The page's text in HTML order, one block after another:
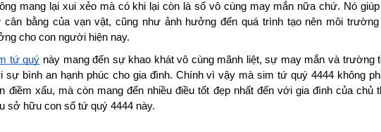
mang lại xui xẻo mà có khi lại còn là số vô cùng may mắn nữa chứ. Nó
cân bằng của vạn vật, cũng như ảnh hưởng đến quá trình tạo nên môi
cho con người hiện nay.
tứ quý này mang đến sự khao khát vô cùng mãnh liệt, sự may mắn và trường
sự bình an hạnh phúc cho gia đình. Chính vì vậy mà sim tứ quý 4444 không
điềm xấu, mà còn mang đến nhiều điều tốt đẹp nhất đến với gia đình của chủ
sở hữu con số tứ quý 4444 này.